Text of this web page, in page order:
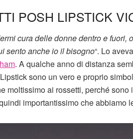
POSH LIPSTICK
cura delle donne dentro e fuori,
sento anche io il bisogno“. Lo
. A qualche anno di distanza
sono un vero e proprio
moltissimo ai rossetti, perché
importantissimo che abbiamo